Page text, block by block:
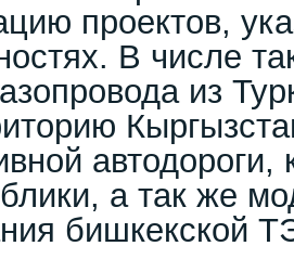
проектов,
В числе
из
автодороги,
а так же
бишкекской